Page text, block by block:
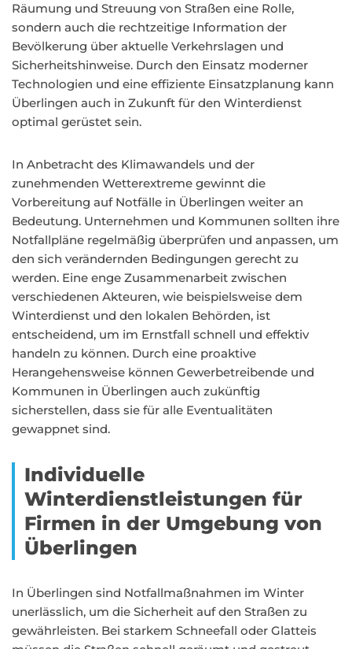
Räumung und Streuung von Straßen eine Rolle,
sondern auch die rechtzeitige Information der
Bevölkerung über aktuelle Verkehrslagen und
Sicherheitshinweise. Durch den Einsatz moderner
Technologien und eine effiziente Einsatzplanung kann
Überlingen auch in Zukunft für den Winterdienst
optimal gerüstet sein.
In Anbetracht des Klimawandels und der
zunehmenden Wetterextreme gewinnt die
Vorbereitung auf Notfälle in Überlingen weiter an
Bedeutung. Unternehmen und Kommunen sollten ihre
Notfallpläne regelmäßig überprüfen und anpassen, um
den sich verändernden Bedingungen gerecht zu
werden. Eine enge Zusammenarbeit zwischen
verschiedenen Akteuren, wie beispielsweise dem
Winterdienst und den lokalen Behörden, ist
entscheidend, um im Ernstfall schnell und effektiv
handeln zu können. Durch eine proaktive
Herangehensweise können Gewerbetreibende und
Kommunen in Überlingen auch zukünftig
sicherstellen, dass sie für alle Eventualitäten
gewappnet sind.
Individuelle
Winterdienstleistungen für
Firmen in der Umgebung von
Überlingen
In Überlingen sind Notfallmaßnahmen im Winter
unerlässlich, um die Sicherheit auf den Straßen zu
gewährleisten. Bei starkem Schneefall oder Glatteis